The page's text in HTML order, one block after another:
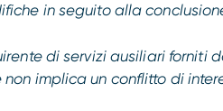
in seguito alla
di servizi ausiliari forniti
implica un conflitto di